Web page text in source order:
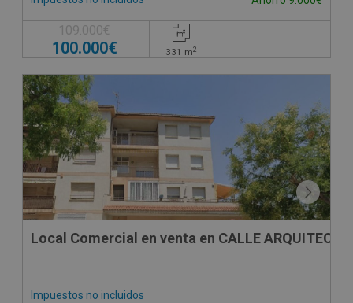
109.000€
100.000€ 331 m2
CESIÓN DE REMATE
Local Comercial en venta en CALLE
Impuestos no incluidos